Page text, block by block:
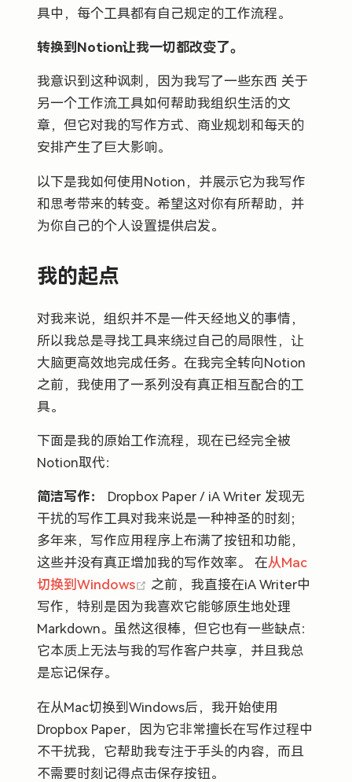
具中，每个工具都有自己规定的工作流程。
转换到Notion让我一切都改变了。
我意识到这种讽刺，因为我写了一些东西 关于
另一个工作流工具如何帮助我组织生活的文
章，但它对我的写作方式、商业规划和每天的
安排产生了巨大影响。
以下是我如何使用Notion，并展示它为我写作
和思考带来的转变。希望这对你有所帮助，并
为你自己的个人设置提供启发。
我的起点
对我来说，组织并不是一件天经地义的事情，
所以我总是寻找工具来绕过自己的局限性，让
大脑更高效地完成任务。在我完全转向Notion
之前，我使用了一系列没有真正相互配合的工
具。
下面是我的原始工作流程，现在已经完全被
Notion取代：
简洁写作：
Dropbox Paper / iA Writer 发现无
干扰的写作工具对我来说是一种神圣的时刻；
多年来，写作应用程序上布满了按钮和功能，
这些并没有真正增加我的写作效率。 在从Mac
切换到Windows
(opens new window)
之前，我直接在iA Writer中
写作，特别是因为我喜欢它能够原生地处理
Markdown。虽然这很棒，但它也有一些缺点：
它本质上无法与我的写作客户共享，并且我总
是忘记保存。
在从Mac切换到Windows后，我开始使用
Dropbox Paper，因为它非常擅长在写作过程中
不干扰我，它帮助我专注于手头的内容，而且
不需要时刻记得点击保存按钮。